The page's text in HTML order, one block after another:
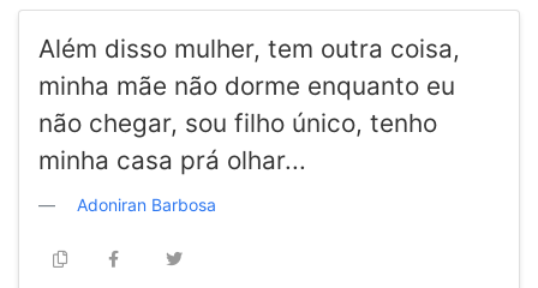
Além disso mulher, tem outra coisa,
minha mãe não dorme enquanto eu
não chegar, sou filho único, tenho
minha casa prá olhar...
Adoniran Barbosa